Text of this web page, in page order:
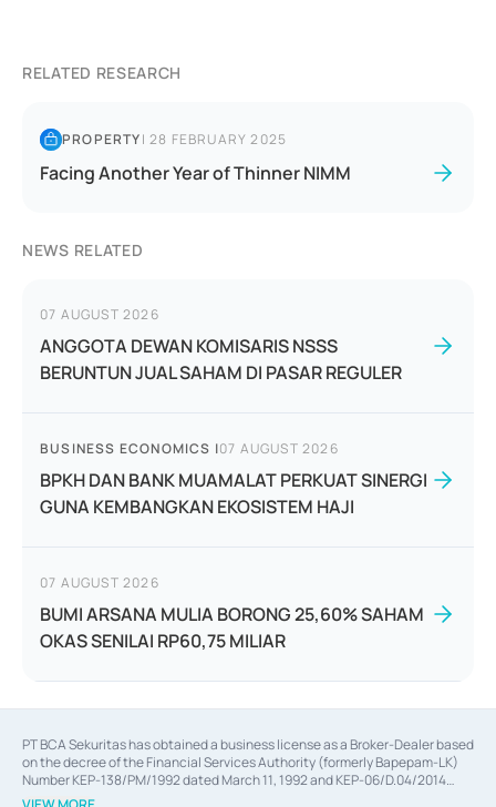
RELATED RESEARCH
PROPERTY|28 FEBRUARY 2025
Facing Another Year of Thinner NIMM
NEWS RELATED
07 AUGUST 2026
ANGGOTA DEWAN KOMISARIS NSSS
BERUNTUN JUAL SAHAM DI PASAR REGULER
BUSINESS ECONOMICS |07 AUGUST 2026
BPKH DAN BANK MUAMALAT PERKUAT SINERGI
GUNA KEMBANGKAN EKOSISTEM HAJI
07 AUGUST 2026
BUMI ARSANA MULIA BORONG 25,60% SAHAM
OKAS SENILAI RP60,75 MILIAR
PT BCA Sekuritas has obtained a business license as a Broker-Dealer based
on the decree of the Financial Services Authority (formerly Bapepam-LK)
Number KEP-138/PM/1992 dated March 11, 1992 and KEP-06/D.04/2014
dated February 28, 2014, a business license as an Underwriter based on the